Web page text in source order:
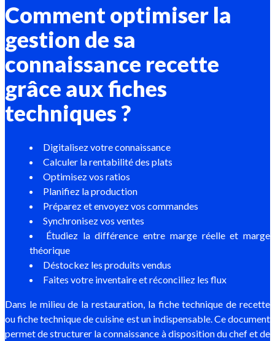
Comment optimiser la
gestion de sa
connaissance recette
grâce aux fiches
techniques ?
Digitalisez votre connaissance
Calculer la rentabilité des plats
Optimisez vos ratios
Planifiez la production
Préparez et envoyez vos commandes
Synchronisez vos ventes
Étudiez la différence entre marge réelle et marge
théorique
Déstockez les produits vendus
Faites votre inventaire et réconciliez les flux
Dans le milieu de la restauration, la fiche technique de recette
ou fiche technique de cuisine est un indispensable. Ce document
permet de structurer la connaissance à disposition du chef et de